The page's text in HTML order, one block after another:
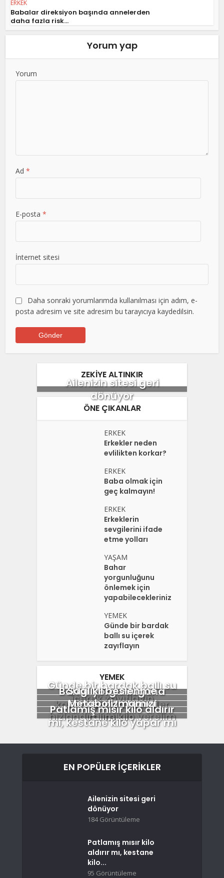
ERKEK
Babalar direksiyon başında annelerden
daha fazla risk...
Yorum yap
Yorum
Ad*
E-posta*
İnternet sitesi
Daha sonraki yorumlarımda kullanılması için adım, e-
posta adresim ve site adresim bu tarayıcıya kaydedilsin.
ZEKİYE ALTINKIR
Ailenizin sitesi geri
dönüyor
ÖNE ÇIKANLAR
ERKEK
Erkekler neden
evlilikten korkar?
ERKEK
Baba olmak için
geç kalmayın!
ERKEK
Erkeklerin
sevgilerini ifade
etme yolları
YAŞAM
Bahar
yorgunluğunu
önlemek için
yapabilecekleriniz
YEMEK
Günde bir bardak
ballı su içerek
zayıflayın
YEMEK
Günde bir bardak ballı su
içerek zayıflayın
Bahar yorgunluğuna
karşı faydalı meyveler
Sağlıklı beslenme
konusunda hangi
yanlışları...
Metabolizmamızı
hızlandıralım kilo verelim
Patlamış mısır kilo aldırır
mı, kestane kilo yapar mı
EN POPÜLER İÇERIKLER
Ailenizin sitesi geri
dönüyor
184 Görüntüleme
Patlamış mısır kilo
aldırır mı, kestane
kilo...
95 Görüntüleme